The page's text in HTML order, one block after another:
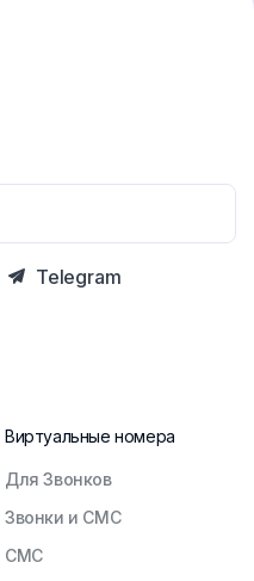
Telegram
Виртуальные номера
Для Звонков
Звонки и СМС
СМС